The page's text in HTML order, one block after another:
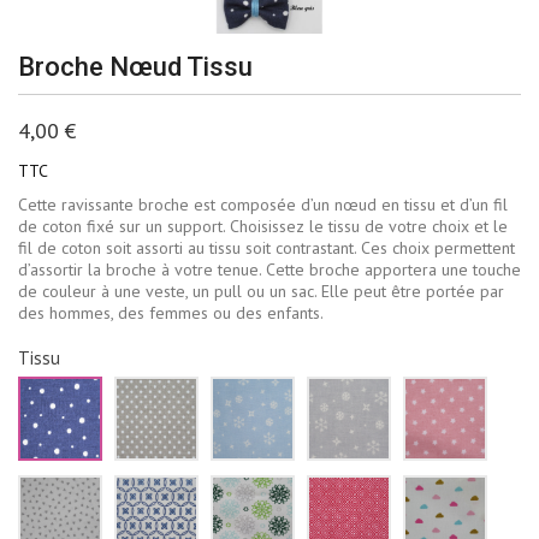
Broche Nœud Tissu
4,00 €
TTC
Cette ravissante broche est composée d’un nœud en tissu et d’un fil
de coton fixé sur un support. Choisissez le tissu de votre choix et le
fil de coton soit assorti au tissu soit contrastant. Ces choix permettent
d’assortir la broche à votre tenue. Cette broche apportera une touche
de couleur à une veste, un pull ou un sac. Elle peut être portée par
des hommes, des femmes ou des enfants.
Tissu
Bleu
marine
pois
blancs
Beige
pois
blancs
flocons
neige
blancs
Gris
pâle
flocons
neige
blancs
étoiles
Blanc
triangles
gris
Blanc
fleurs
bleu
Blanc
fleur
vertes
Rouge
losanges
blancs